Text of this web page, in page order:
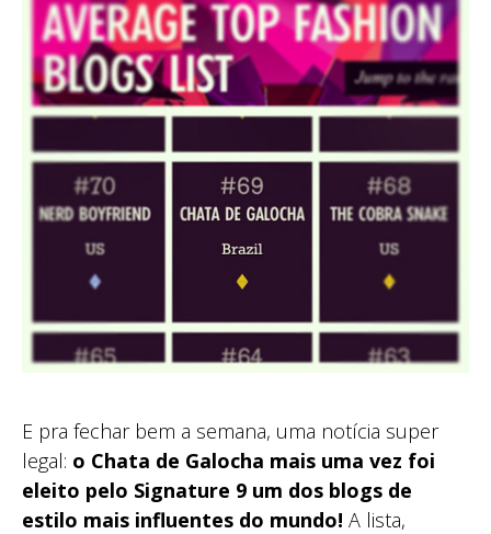
E pra fechar bem a semana, uma notícia super
legal: o Chata de Galocha mais uma vez foi
eleito pelo Signature 9 um dos blogs de
estilo mais influentes do mundo! A lista,